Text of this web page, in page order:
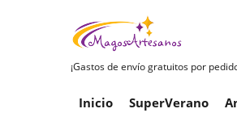
¡Gastos de envío gratuitos por
Inicio SuperVerano